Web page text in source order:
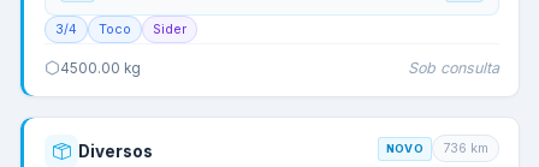
3/4 Toco Sider
4500.00 kg Sob consulta
Diversos NOVO 736 km